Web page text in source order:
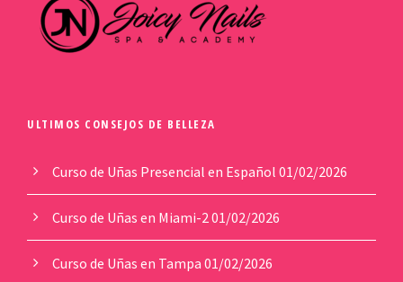
ULTIMOS CONSEJOS DE BELLEZA
Curso de Uñas Presencial en Español 01/02/2026
Curso de Uñas en Miami-201/02/2026
Curso de Uñas en Tampa 01/02/2026